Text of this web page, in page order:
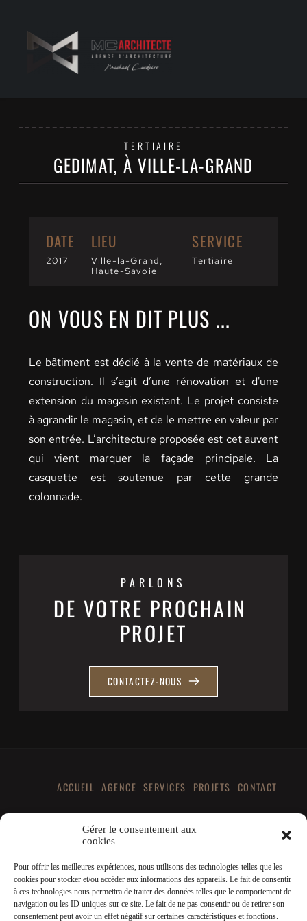
Gérer le consentement aux
cookies
Pour offrir les meilleures expériences, nous utilisons des technologies telles que les
cookies pour stocker et/ou accéder aux informations des appareils. Le fait de consentir
à ces technologies nous permettra de traiter des données telles que le comportement de
navigation ou les ID uniques sur ce site. Le fait de ne pas consentir ou de retirer son
consentement peut avoir un effet négatif sur certaines caractéristiques et fonctions.
contenu
TERTIAIRE
GEDIMAT, À VILLE-LA-GRAND
DATE
2017
LIEU
Ville-la-Grand,
Haute-Savoie
SERVICE
Tertiaire
ON VOUS EN DIT PLUS ...
Le bâtiment est dédié à la vente de matériaux de
construction. Il s’agit d’une rénovation et d'une
extension du magasin existant. Le projet consiste
à agrandir le magasin, et de le mettre en valeur par
son entrée. L’architecture proposée est cet auvent
qui vient marquer la façade principale. La
casquette est soutenue par cette grande
colonnade.
PARLONS
DE VOTRE PROCHAIN
PROJET
CONTACTEZ-NOUS
ACCUEIL AGENCE SERVICES PROJETS CONTACT
Conditions générales de vente | Mentions légales